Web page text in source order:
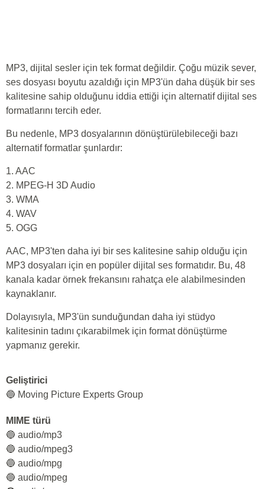
MP3, dijital sesler için tek format değildir. Çoğu müzik sever,
ses dosyası boyutu azaldığı için MP3'ün daha düşük bir ses
kalitesine sahip olduğunu iddia ettiği için alternatif dijital ses
formatlarını tercih eder.
Bu nedenle, MP3 dosyalarının dönüştürülebileceği bazı
alternatif formatlar şunlardır:
1. AAC
2. MPEG-H 3D Audio
3. WMA
4. WAV
5. OGG
AAC, MP3'ten daha iyi bir ses kalitesine sahip olduğu için
MP3 dosyaları için en popüler dijital ses formatıdır. Bu, 48
kanala kadar örnek frekansını rahatça ele alabilmesinden
kaynaklanır.
Dolayısıyla, MP3'ün sunduğundan daha iyi stüdyo
kalitesinin tadını çıkarabilmek için format dönüştürme
yapmanız gerekir.
Geliştirici
🔵 Moving Picture Experts Group
MIME türü
🔵 audio/mp3
🔵 audio/mpeg3
🔵 audio/mpg
🔵 audio/mpeg